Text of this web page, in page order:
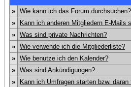
» Wie kann ich das Forum durchsuchen?
»
Kann ich anderen Mitgliedern E-Mails
» Was sind private Nachrichten?
» Wie verwende ich die Mitgliederliste?
» Wie benutze ich den Kalender?
» Was sind Ankündigungen?
»
Kann ich Umfragen starten bzw. daran